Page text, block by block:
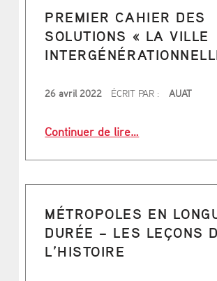
T
E
:
C
A
PREMIER CAHIER DES
SOLUTIONS « LA VILLE
26 avril 2022 ÉCRIT PAR : AUAT
Continuer de lire…
MÉTROPOLES EN
DURÉE – LES LEÇONS
L’HISTOIRE